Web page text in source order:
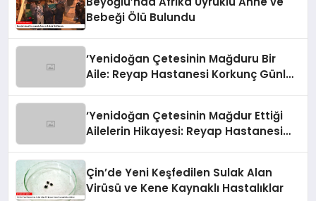
Bebeği Ölü Bulundu
‘Yenidoğan Çetesinin Mağduru Bir
Aile: Reyap Hastanesi Korkunç Günleri
‘Yenidoğan Çetesinin Mağdur Ettiği
Ailelerin Hikayesi: Reyap Hastanesi
Çin’de Yeni Keşfedilen Sulak Alan
Virüsü ve Kene Kaynaklı Hastalıklar